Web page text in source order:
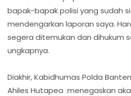
bapak-bapak polisi yang sudah
mendengarkan laporan saya.
segera ditemukan dan dihukum
ungkapnya.
Diakhir, Kabidhumas Polda
Ahiles Hutapea menegaskan